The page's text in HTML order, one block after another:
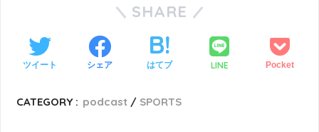
SHARE
ツイート シェア はてブ LINE Pocket
CATEGORY : podcast SPORTS